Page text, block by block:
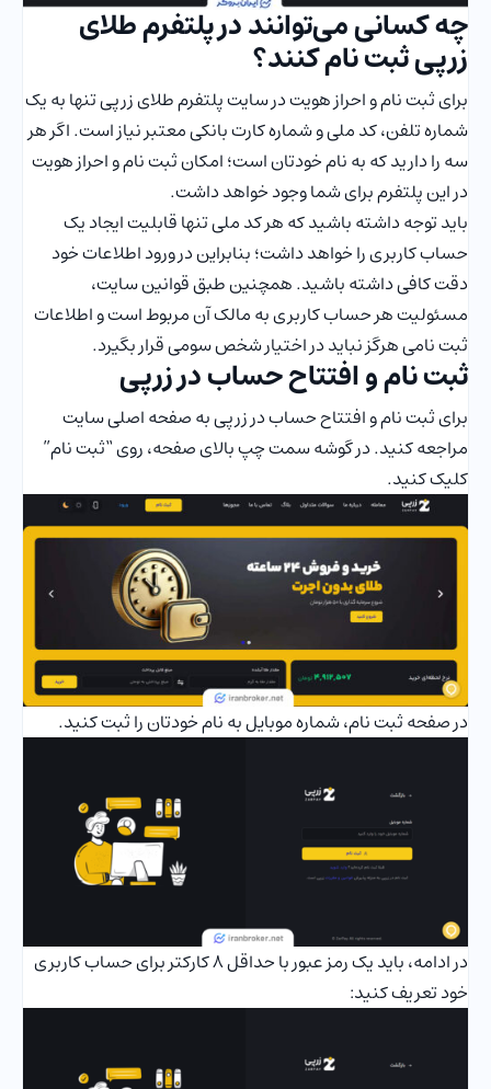
چه کسانی می‌توانند در پلتفرم طلای
زرپی ثبت نام کنند؟
برای ثبت نام و احراز هویت در سایت پلتفرم طلای زرپی تنها به یک
شماره تلفن، کد ملی و شماره کارت بانکی معتبر نیاز است. اگر هر
سه را دارید که به نام خودتان است؛ امکان ثبت نام و احراز هویت
در این پلتفرم برای شما وجود خواهد داشت.
باید توجه داشته باشید که هر کد ملی تنها قابلیت ایجاد یک
حساب کاربری را خواهد داشت؛ بنابراین در ورود اطلاعات خود
دقت کافی داشته باشید. همچنین طبق قوانین سایت،
مسئولیت هر حساب کاربری به مالک آن مربوط است و اطلاعات
ثبت نامی هرگز نباید در اختیار شخص سومی قرار بگیرد.
ثبت نام و افتتاح حساب در زرپی
برای ثبت نام و افتتاح حساب در زرپی به صفحه اصلی سایت
مراجعه کنید. در گوشه سمت چپ بالای صفحه، روی “ثبت نام”
کلیک کنید.
در صفحه ثبت نام، شماره موبایل به نام خودتان را ثبت کنید.
در ادامه، باید یک رمز عبور با حداقل 8 کارکتر برای حساب کاربری
خود تعریف کنید: